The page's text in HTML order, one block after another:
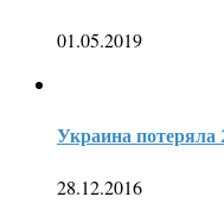
01.05.2019
Украина потеряла
28.12.2016